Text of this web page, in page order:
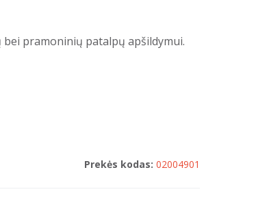
pramoninių patalpų apšildymui.
Prekės kodas: 02004901